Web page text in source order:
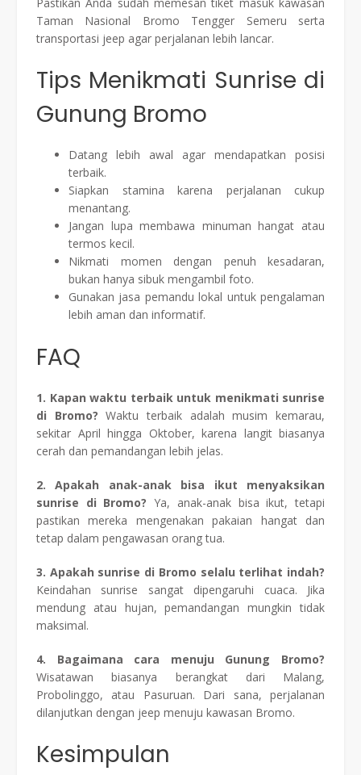
Taman Nasional Bromo Tengger Semeru serta
transportasi jeep agar perjalanan lebih lancar.
Tips Menikmati Sunrise di
Gunung Bromo
Datang lebih awal agar mendapatkan posisi
terbaik.
Siapkan stamina karena perjalanan cukup
menantang.
Jangan lupa membawa minuman hangat atau
termos kecil.
Nikmati momen dengan penuh kesadaran,
bukan hanya sibuk mengambil foto.
Gunakan jasa pemandu lokal untuk pengalaman
lebih aman dan informatif.
FAQ
1. Kapan waktu terbaik untuk menikmati sunrise
di Bromo? Waktu terbaik adalah musim kemarau,
sekitar April hingga Oktober, karena langit biasanya
cerah dan pemandangan lebih jelas.
2. Apakah anak-anak bisa ikut menyaksikan
sunrise di Bromo? Ya, anak-anak bisa ikut, tetapi
pastikan mereka mengenakan pakaian hangat dan
tetap dalam pengawasan orang tua.
3. Apakah sunrise di Bromo selalu terlihat indah?
Keindahan sunrise sangat dipengaruhi cuaca. Jika
mendung atau hujan, pemandangan mungkin tidak
maksimal.
4. Bagaimana cara menuju Gunung Bromo?
Wisatawan biasanya berangkat dari Malang,
Probolinggo, atau Pasuruan. Dari sana, perjalanan
dilanjutkan dengan jeep menuju kawasan Bromo.
Kesimpulan